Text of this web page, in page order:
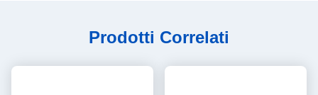
Prodotti Correlati